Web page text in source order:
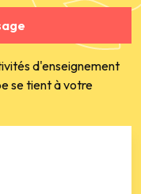
d'enseignement
se tient à votre